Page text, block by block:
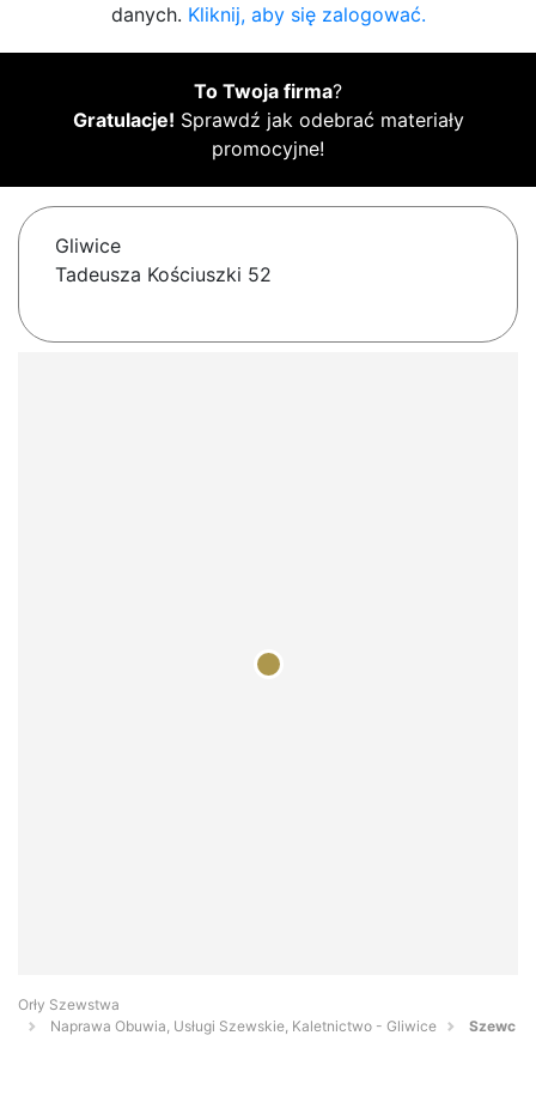
danych. Kliknij, aby się zalogować.
To Twoja firma?
Gratulacje! Sprawdź jak odebrać materiały
promocyjne!
Gliwice
Tadeusza Kościuszki 52
Orły Szewstwa
Naprawa Obuwia, Usługi Szewskie, Kaletnictwo - Gliwice
Szewc